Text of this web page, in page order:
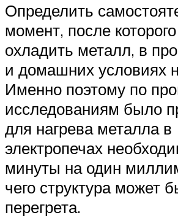
Определить
момент, после
охладить металл, в
и домашних условиях
Именно поэтому по
исследованиям было
для нагрева металла в
электропечах
минуты на один
чего структура может
перегрета.